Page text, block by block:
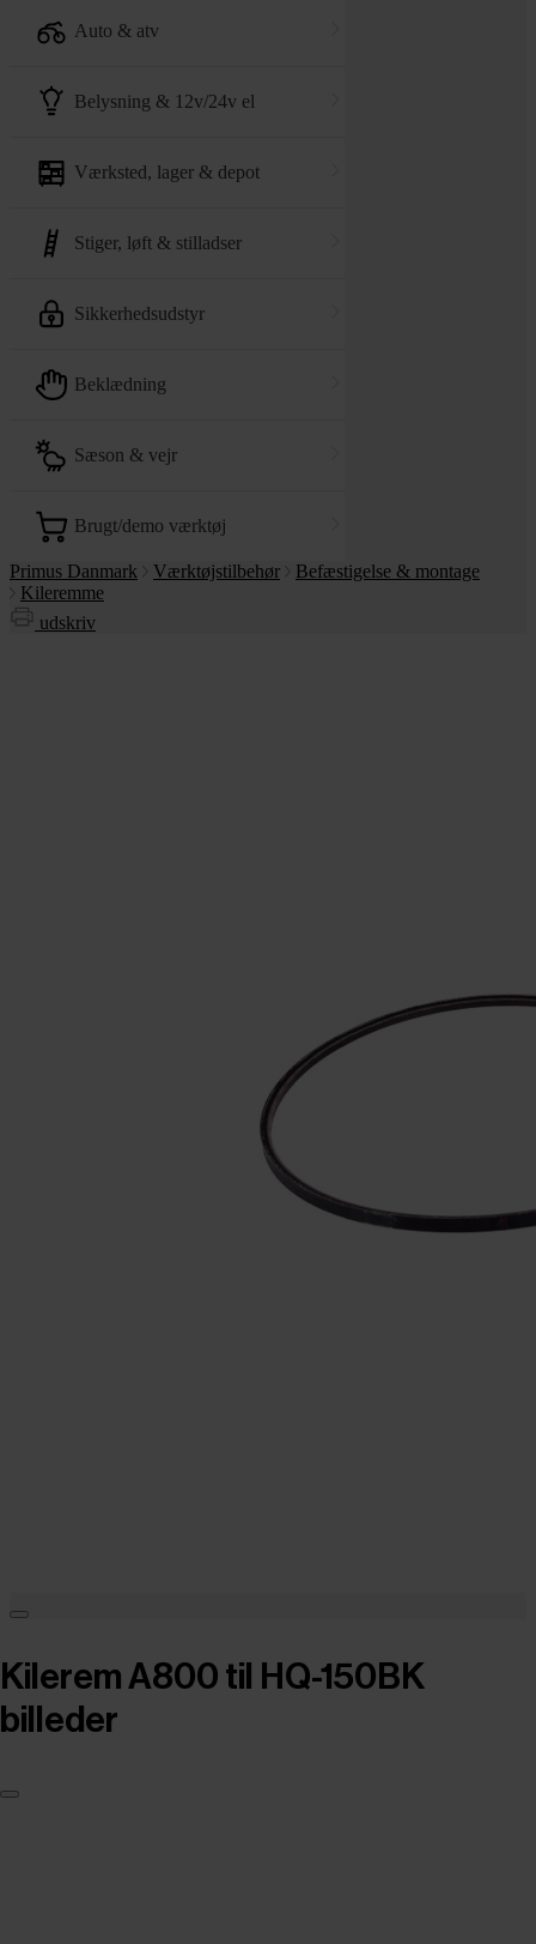
auto & atv
belysning & 12v/24v el
værksted, lager & depot
stiger, løft & stilladser
sikkerhedsudstyr
beklædning
sæson & vejr
brugt/demo værktøj
Primus Danmark Værktøjstilbehør
Befæstigelse & montage
Kileremme
udskriv
Kilerem A800 til HQ-150BK
billeder